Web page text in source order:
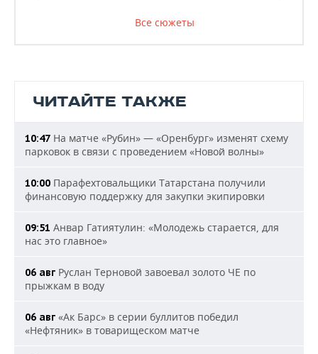
Все сюжеты
ЧИТАЙТЕ ТАКЖЕ
10:47 На матче «Рубин» — «Оренбург» изменят схему
парковок в связи с проведением «Новой волны»
10:00 Парафехтовальщики Татарстана получили
финансовую поддержку для закупки экипировки
09:51 Анвар Гатиятулин: «Молодежь старается, для
нас это главное»
06 авг Руслан Терновой завоевал золото ЧЕ по
прыжкам в воду
06 авг «Ак Барс» в серии буллитов победил
«Нефтяник» в товарищеском матче